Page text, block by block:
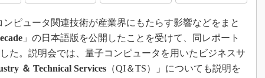
産業オープンネット展
3Dプリンタ
デジタルツインとCAE
S＆OP
インダストリー4.0
ピュータ関連技術が産業界にもたらす影響などをまと
」の日本語版を公開したことを受けて、同レポート
た。説明会では、量子コンピュータを用いたビジネスサ
＆ Technical Services （QI＆TS）」についても説明を